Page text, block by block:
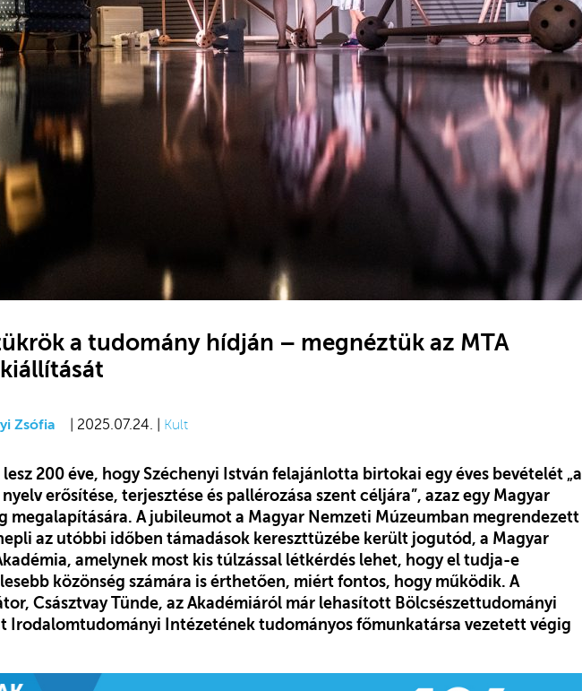
a tudomány hídján – megnéztük az MTA
Zsófia | 2025.07.24. | Kult
200 éve, hogy Széchenyi István felajánlotta birtokai egy éves bevételét „a
erősítése, terjesztése és pallérozása szent céljára”, azaz egy Magyar
megalapítására. A jubileumot a Magyar Nemzeti Múzeumban megrendezett
az utóbbi időben támadások kereszttüzébe került jogutód, a Magyar
amelynek most kis túlzással létkérdés lehet, hogy el tudja-e
közönség számára is érthetően, miért fontos, hogy működik. A
Császtvay Tünde, az Akadémiáról már lehasított Bölcsészettudományi
Irodalomtudományi Intézetének tudományos főmunkatársa vezetett végig